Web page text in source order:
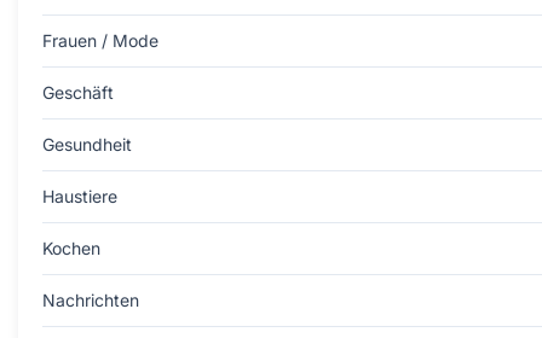
Frauen / Mode
Geschäft
Gesundheit
Haustiere
Kochen
Nachrichten